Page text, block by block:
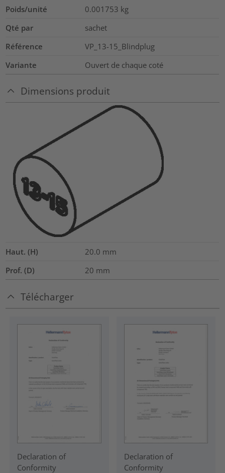
Poids/unité 0.001753 kg
Qté par
sachet
Référence
VP_13-15_Blindplug
Variante
Ouvert de chaque coté
Dimensions produit
Haut. (H) 20.0 mm
Prof. (D)
20 mm
Télécharger
Declaration of
Conformity
Declaration of
Conformity